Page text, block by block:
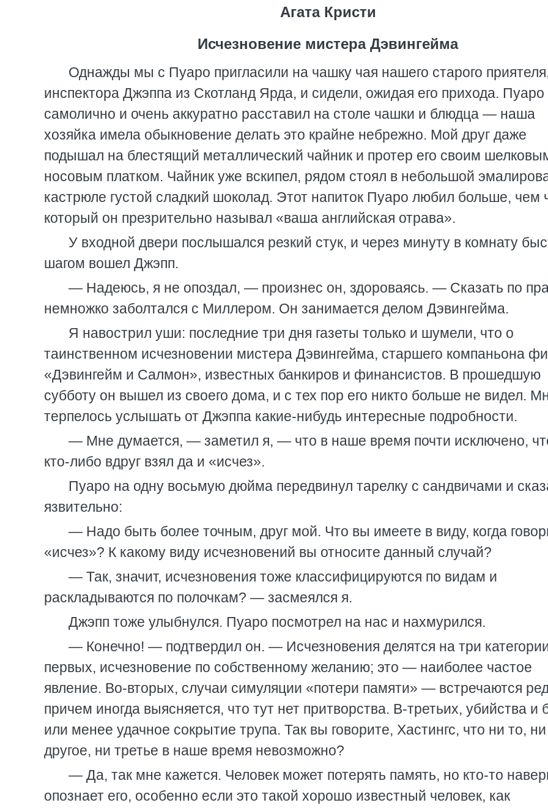
Агата Кристи
Исчезновение мистера Дэвингейма
Однажды мы с Пуаро пригласили на чашку чая нашего старого
инспектора Джэппа из Скотланд Ярда, и сидели, ожидая его прихода. Пуаро
самолично и очень аккуратно расставил на столе чашки и блюдца — наша
хозяйка имела обыкновение делать это крайне небрежно. Мой друг даже
подышал на блестящий металлический чайник и протер его своим
носовым платком. Чайник уже вскипел, рядом стоял в небольшой
кастрюле густой сладкий шоколад. Этот напиток Пуаро любил больше, чем
который он презрительно называл «ваша английская отрава».
У входной двери послышался резкий стук, и через минуту в комнату
шагом вошел Джэпп.
— Надеюсь, я не опоздал, — произнес он, здороваясь. — Сказать по
немножко заболтался с Миллером. Он занимается делом Дэвингейма.
Я навострил уши: последние три дня газеты только и шумели, что о
таинственном исчезновении мистера Дэвингейма, старшего компаньона
«Дэвингейм и Салмон», известных банкиров и финансистов. В прошедшую
субботу он вышел из своего дома, и с тех пор его никто больше не видел.
терпелось услышать от Джэппа какие-нибудь интересные подробности.
— Мне думается, — заметил я, — что в наше время почти исключено,
кто-либо вдруг взял да и «исчез».
Пуаро на одну восьмую дюйма передвинул тарелку с сандвичами и
язвительно:
— Надо быть более точным, друг мой. Что вы имеете в виду, когда
«исчез»? К какому виду исчезновений вы относите данный случай?
— Так, значит, исчезновения тоже классифицируются по видам и
раскладываются по полочкам? — засмеялся я.
Джэпп тоже улыбнулся. Пуаро посмотрел на нас и нахмурился.
— Конечно! — подтвердил он. — Исчезновения делятся на три
первых, исчезновение по собственному желанию; это — наиболее частое
явление. Во-вторых, случаи симуляции «потери памяти» — встречаются
причем иногда выясняется, что тут нет притворства. В-третьих, убийства и
или менее удачное сокрытие трупа. Так вы говорите, Хастингс, что ни то, ни
другое, ни третье в наше время невозможно?
— Да, так мне кажется. Человек может потерять память, но кто-то
опознает его, особенно если это такой хорошо известный человек, как